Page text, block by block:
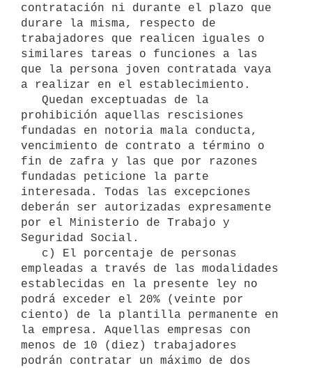
contratación ni durante el plazo que
durare la misma, respecto de
trabajadores que realicen iguales o
similares tareas o funciones a las
que la persona joven contratada vaya
a realizar en el establecimiento.
prohibición aquellas rescisiones
fundadas en notoria mala conducta,
vencimiento de contrato a término o
fin de zafra y las que por razones
fundadas peticione la parte
interesada. Todas las excepciones
deberán ser autorizadas expresamente
por el Ministerio de Trabajo y
Seguridad Social.
empleadas a través de las modalidades
establecidas en la presente ley no
podrá exceder el 20% (veinte por
ciento) de la plantilla permanente en
la empresa. Aquellas empresas con
menos de 10 (diez) trabajadores
podrán contratar un máximo de dos